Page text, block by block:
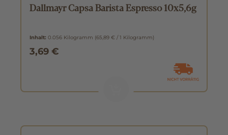
Dallmayr Capsa Barista Espresso 10x5,6g
Inhalt: 0.056 Kilogramm (65,89 € / 1 Kilogramm)
3,69 €